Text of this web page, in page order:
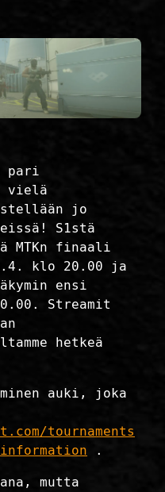
pari
vielä
jo
S1stä
MTKn finaali
klo 20.00 ja
ensi
Streamit
hetkeä
auki, joka
tournaments
information .
mutta